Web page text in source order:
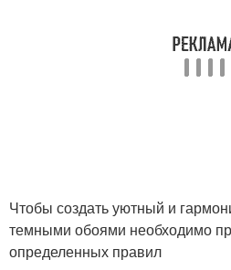
Чтобы создать уютный и
темными обоями необходимо
определенных правил